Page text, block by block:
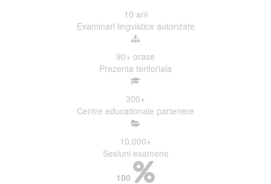
10 ani
Examinari lingvistice autorizate
90+ orase
Prezenta teritoriala
300+
Centre educationale partenere
10.000+
Sesiuni examene
100